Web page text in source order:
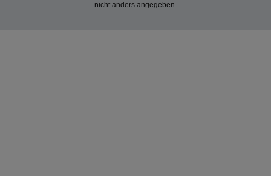
nicht anders angegeben.